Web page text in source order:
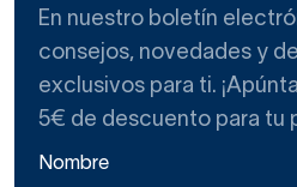
En nuestro boletín
consejos, novedades y
exclusivos para ti.
5€ de descuento para tu
Nombre